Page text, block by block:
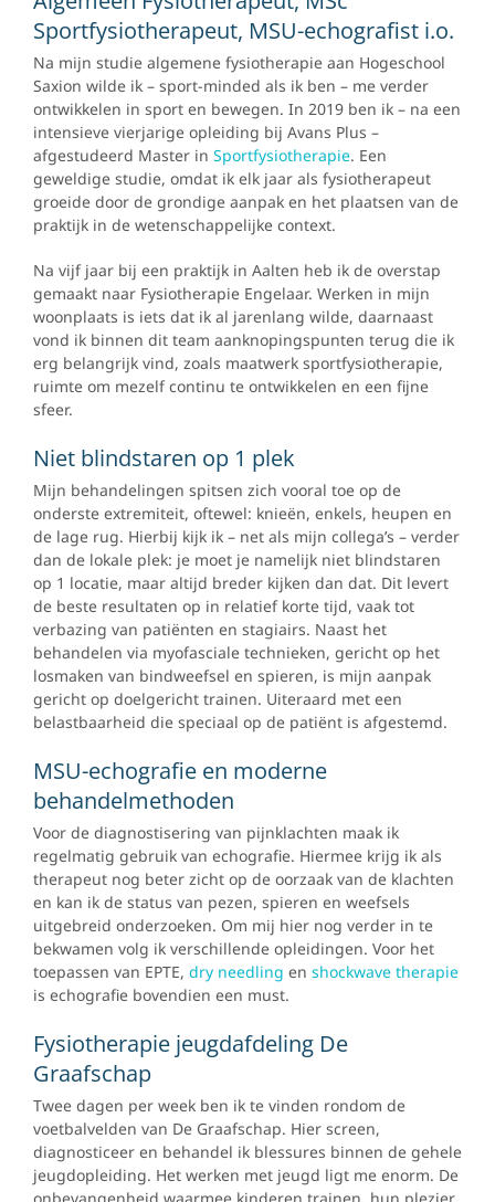
Sportfysiotherapeut, MSU-echografist i.o.
Na mijn studie algemene fysiotherapie aan Hogeschool
Saxion wilde ik – sport-minded als ik ben – me verder
ontwikkelen in sport en bewegen. In 2019 ben ik – na een
intensieve vierjarige opleiding bij Avans Plus –
afgestudeerd Master in Sportfysiotherapie. Een
geweldige studie, omdat ik elk jaar als fysiotherapeut
groeide door de grondige aanpak en het plaatsen van de
praktijk in de wetenschappelijke context.
Na vijf jaar bij een praktijk in Aalten heb ik de overstap
gemaakt naar Fysiotherapie Engelaar. Werken in mijn
woonplaats is iets dat ik al jarenlang wilde, daarnaast
vond ik binnen dit team aanknopingspunten terug die ik
erg belangrijk vind, zoals maatwerk sportfysiotherapie,
ruimte om mezelf continu te ontwikkelen en een fijne
sfeer.
Niet blindstaren op 1 plek
Mijn behandelingen spitsen zich vooral toe op de
onderste extremiteit, oftewel: knieën, enkels, heupen en
de lage rug. Hierbij kijk ik – net als mijn collega’s – verder
dan de lokale plek: je moet je namelijk niet blindstaren
op 1 locatie, maar altijd breder kijken dan dat. Dit levert
de beste resultaten op in relatief korte tijd, vaak tot
verbazing van patiënten en stagiairs. Naast het
behandelen via myofasciale technieken, gericht op het
losmaken van bindweefsel en spieren, is mijn aanpak
gericht op doelgericht trainen. Uiteraard met een
belastbaarheid die speciaal op de patiënt is afgestemd.
MSU-echografie en moderne
behandelmethoden
Voor de diagnostisering van pijnklachten maak ik
regelmatig gebruik van echografie. Hiermee krijg ik als
therapeut nog beter zicht op de oorzaak van de klachten
en kan ik de status van pezen, spieren en weefsels
uitgebreid onderzoeken. Om mij hier nog verder in te
bekwamen volg ik verschillende opleidingen. Voor het
toepassen van EPTE, dry needling en shockwave therapie
is echografie bovendien een must.
Fysiotherapie jeugdafdeling De
Graafschap
Twee dagen per week ben ik te vinden rondom de
voetbalvelden van De Graafschap. Hier screen,
diagnosticeer en behandel ik blessures binnen de gehele
jeugdopleiding. Het werken met jeugd ligt me enorm. De